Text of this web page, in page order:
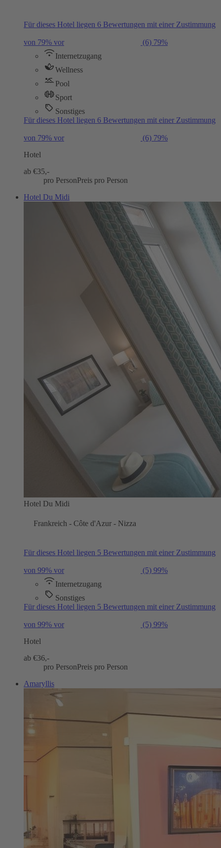
Für dieses Hotel liegen 6 Bewertungen mit einer Zustimmung
von 79% vor (6) 79%
Internetzugang
Wellness
Pool
Sport
Sonstiges
Für dieses Hotel liegen 6 Bewertungen mit einer Zustimmung
von 79% vor (6) 79%
Hotel
ab €35,-
pro PersonPreis pro Person
Hotel Du Midi
Hotel Du Midi
Frankreich - Côte d'Azur - Nizza
Für dieses Hotel liegen 5 Bewertungen mit einer Zustimmung
von 99% vor (5) 99%
Internetzugang
Sonstiges
Für dieses Hotel liegen 5 Bewertungen mit einer Zustimmung
von 99% vor (5) 99%
Hotel
ab €36,-
pro PersonPreis pro Person
Amaryllis